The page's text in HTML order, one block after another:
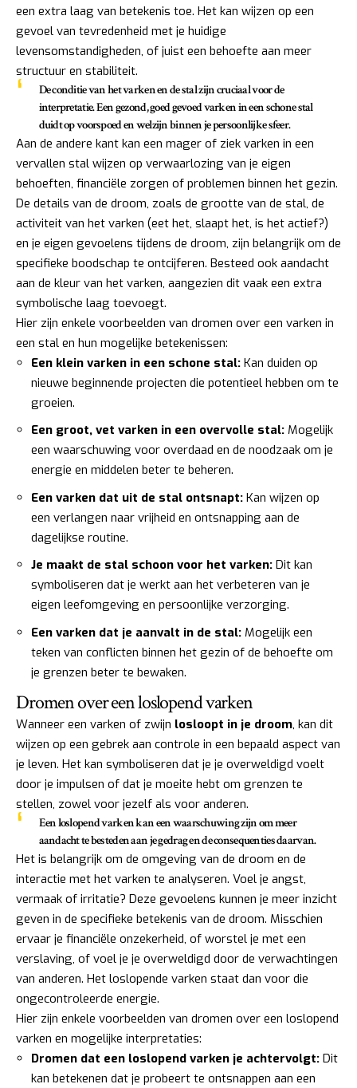
een extra laag van betekenis toe. Het kan wijzen op een
gevoel van tevredenheid met je huidige
levensomstandigheden, of juist een behoefte aan meer
structuur en stabiliteit.
De conditie van het varken en de stal zijn cruciaal voor de
interpretatie. Een gezond, goed gevoed varken in een schone stal
duidt op voorspoed en welzijn binnen je persoonlijke sfeer.
Aan de andere kant kan een mager of ziek varken in een
vervallen stal wijzen op verwaarlozing van je eigen
behoeften, financiële zorgen of problemen binnen het gezin.
De details van de droom, zoals de grootte van de stal, de
activiteit van het varken (eet het, slaapt het, is het actief?)
en je eigen gevoelens tijdens de droom, zijn belangrijk om de
specifieke boodschap te ontcijferen. Besteed ook aandacht
aan de kleur van het varken, aangezien dit vaak een extra
symbolische laag toevoegt.
Hier zijn enkele voorbeelden van dromen over een varken in
een stal en hun mogelijke betekenissen:
Een klein varken in een schone stal: Kan duiden op
nieuwe beginnende projecten die potentieel hebben om te
groeien.
Een groot, vet varken in een overvolle stal: Mogelijk
een waarschuwing voor overdaad en de noodzaak om je
energie en middelen beter te beheren.
Een varken dat uit de stal ontsnapt: Kan wijzen op
een verlangen naar vrijheid en ontsnapping aan de
dagelijkse routine.
Je maakt de stal schoon voor het varken: Dit kan
symboliseren dat je werkt aan het verbeteren van je
eigen leefomgeving en persoonlijke verzorging.
Een varken dat je aanvalt in de stal: Mogelijk een
teken van conflicten binnen het gezin of de behoefte om
je grenzen beter te bewaken.
Dromen over een loslopend varken
Wanneer een varken of zwijn losloopt in je droom, kan dit
wijzen op een gebrek aan controle in een bepaald aspect van
je leven. Het kan symboliseren dat je je overweldigd voelt
door je impulsen of dat je moeite hebt om grenzen te
stellen, zowel voor jezelf als voor anderen.
Een loslopend varken kan een waarschuwing zijn om meer
aandacht te besteden aan je gedrag en de consequenties daarvan.
Het is belangrijk om de omgeving van de droom en de
interactie met het varken te analyseren. Voel je angst,
vermaak of irritatie? Deze gevoelens kunnen je meer inzicht
geven in de specifieke betekenis van de droom. Misschien
ervaar je financiële onzekerheid, of worstel je met een
verslaving, of voel je je overweldigd door de verwachtingen
van anderen. Het loslopende varken staat dan voor die
ongecontroleerde energie.
Hier zijn enkele voorbeelden van dromen over een loslopend
varken en mogelijke interpretaties:
Dromen dat een loslopend varken je achtervolgt: Dit
kan betekenen dat je probeert te ontsnappen aan een